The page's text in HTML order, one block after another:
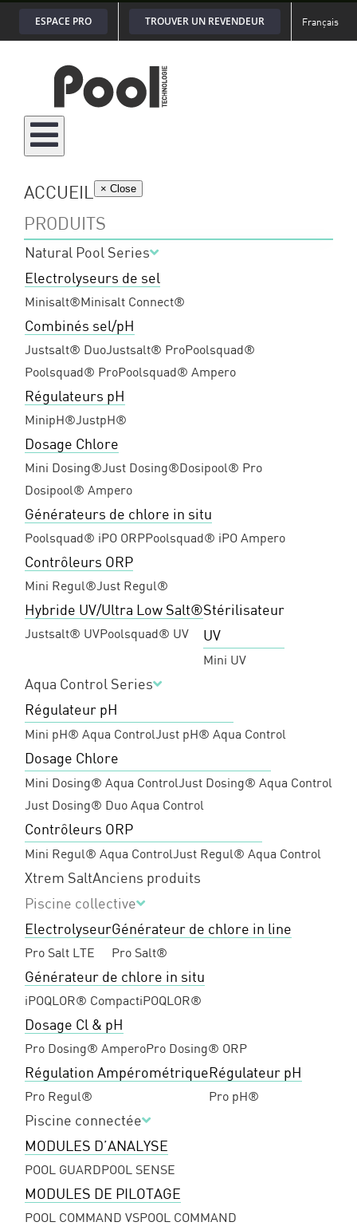
Passer
ESPACE PRO TROUVER UN REVENDEUR Français
ACCUEIL
PRODUITS
Natural Pool Series
Electrolyseurs de sel
Minisalt®Minisalt Connect®
Combinés sel/pH
Justsalt® DuoJustsalt® ProPoolsquad®
Poolsquad® ProPoolsquad® Ampero
Régulateurs pH
MinipH®JustpH®
Dosage Chlore
Mini Dosing®Just Dosing®Dosipool® Pro
Dosipool® Ampero
Générateurs de chlore in situ
Poolsquad® iPO ORPPoolsquad® iPO Ampero
Contrôleurs ORP
Mini Regul®Just Regul®
Hybride UV/Ultra Low Salt®
Justsalt® UVPoolsquad® UV
Stérilisateur
UV
Mini UV
Aqua Control Series
Régulateur pH
Mini pH® Aqua ControlJust pH® Aqua Control
Dosage Chlore
Mini Dosing® Aqua ControlJust Dosing® Aqua Control
Just Dosing® Duo Aqua Control
Contrôleurs ORP
Mini Regul® Aqua ControlJust Regul® Aqua Control
Xtrem SaltAnciens produits
Piscine collective
Electrolyseur
Pro Salt LTE
Générateur de chlore in line
Pro Salt®
Générateur de chlore in situ
iPOQLOR® CompactiPOQLOR®
Dosage Cl & pH
Pro Dosing® AmperoPro Dosing® ORP
Régulation Ampérométrique
Pro Regul®
Régulateur pH
Pro pH®
Piscine connectée
MODULES D’ANALYSE
POOL GUARDPOOL SENSE
MODULES DE PILOTAGE
POOL COMMAND VSPOOL COMMAND
× Close